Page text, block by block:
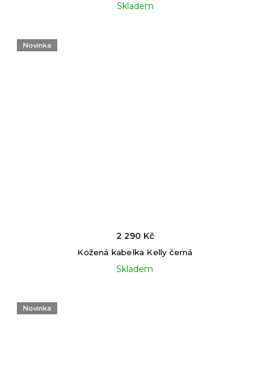
Skladem
Novinka
Kožená kabelka Kelly černá
Skladem
2 290 Kč
Novinka